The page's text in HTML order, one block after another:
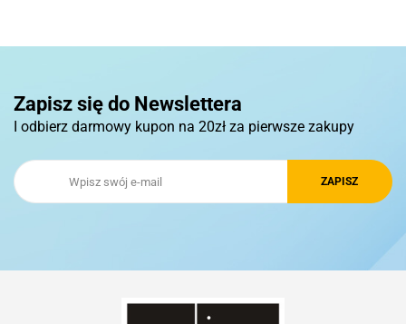
Royal Design
Zapisz się do Newslettera
I odbierz darmowy kupon na 20zł za pierwsze zakupy